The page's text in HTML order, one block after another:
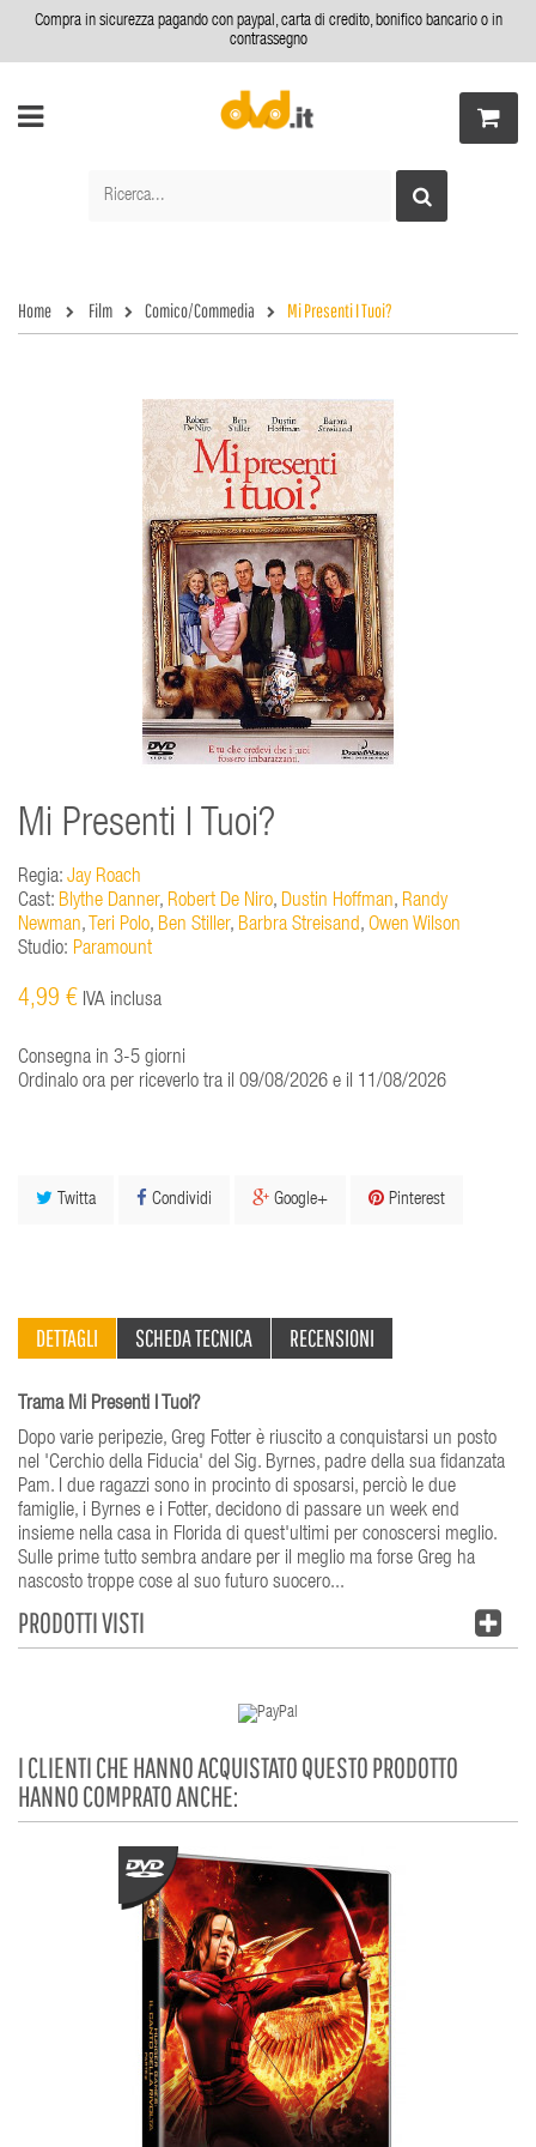
Compra in sicurezza pagando con paypal, carta di credito, bonifico bancario o in
contrassegno
Home Film Comico/Commedia Mi Presenti I Tuoi?
Mi Presenti I Tuoi?
Regia: Jay Roach
Cast: Blythe Danner, Robert De Niro, Dustin Hoffman, Randy
Newman, Teri Polo, Ben Stiller, Barbra Streisand, Owen Wilson
Studio: Paramount
4,99 € IVA inclusa
Consegna in 3-5 giorni
Ordinalo ora per riceverlo tra il 09/08/2026 e il 11/08/2026
Twitta Condividi Google+ Pinterest
DETTAGLI SCHEDA TECNICA RECENSIONI
Trama Mi Presenti I Tuoi?
Dopo varie peripezie, Greg Fotter è riuscito a conquistarsi un posto
nel 'Cerchio della Fiducia' del Sig. Byrnes, padre della sua fidanzata
Pam. I due ragazzi sono in procinto di sposarsi, perciò le due
famiglie, i Byrnes e i Fotter, decidono di passare un week end
insieme nella casa in Florida di quest'ultimi per conoscersi meglio.
Sulle prime tutto sembra andare per il meglio ma forse Greg ha
nascosto troppe cose al suo futuro suocero...
PRODOTTI VISTI
I CLIENTI CHE HANNO ACQUISTATO QUESTO PRODOTTO
HANNO COMPRATO ANCHE: